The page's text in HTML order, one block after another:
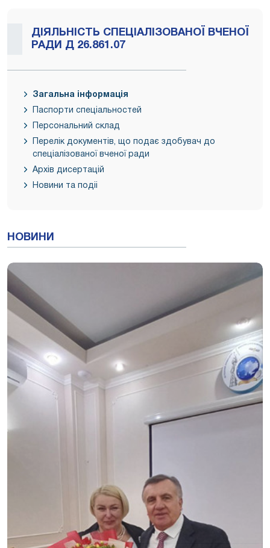
ДІЯЛЬНІСТЬ СПЕЦІАЛІЗОВАНОЇ ВЧЕНОЇ
РАДИ Д 26.861.07
Загальна інформація
Паспорти спеціальностей
Персональний склад
Перелік документів, що подає здобувач до
спеціалізованої вченої ради
Архів дисертацій
Новини та подіі
НОВИНИ